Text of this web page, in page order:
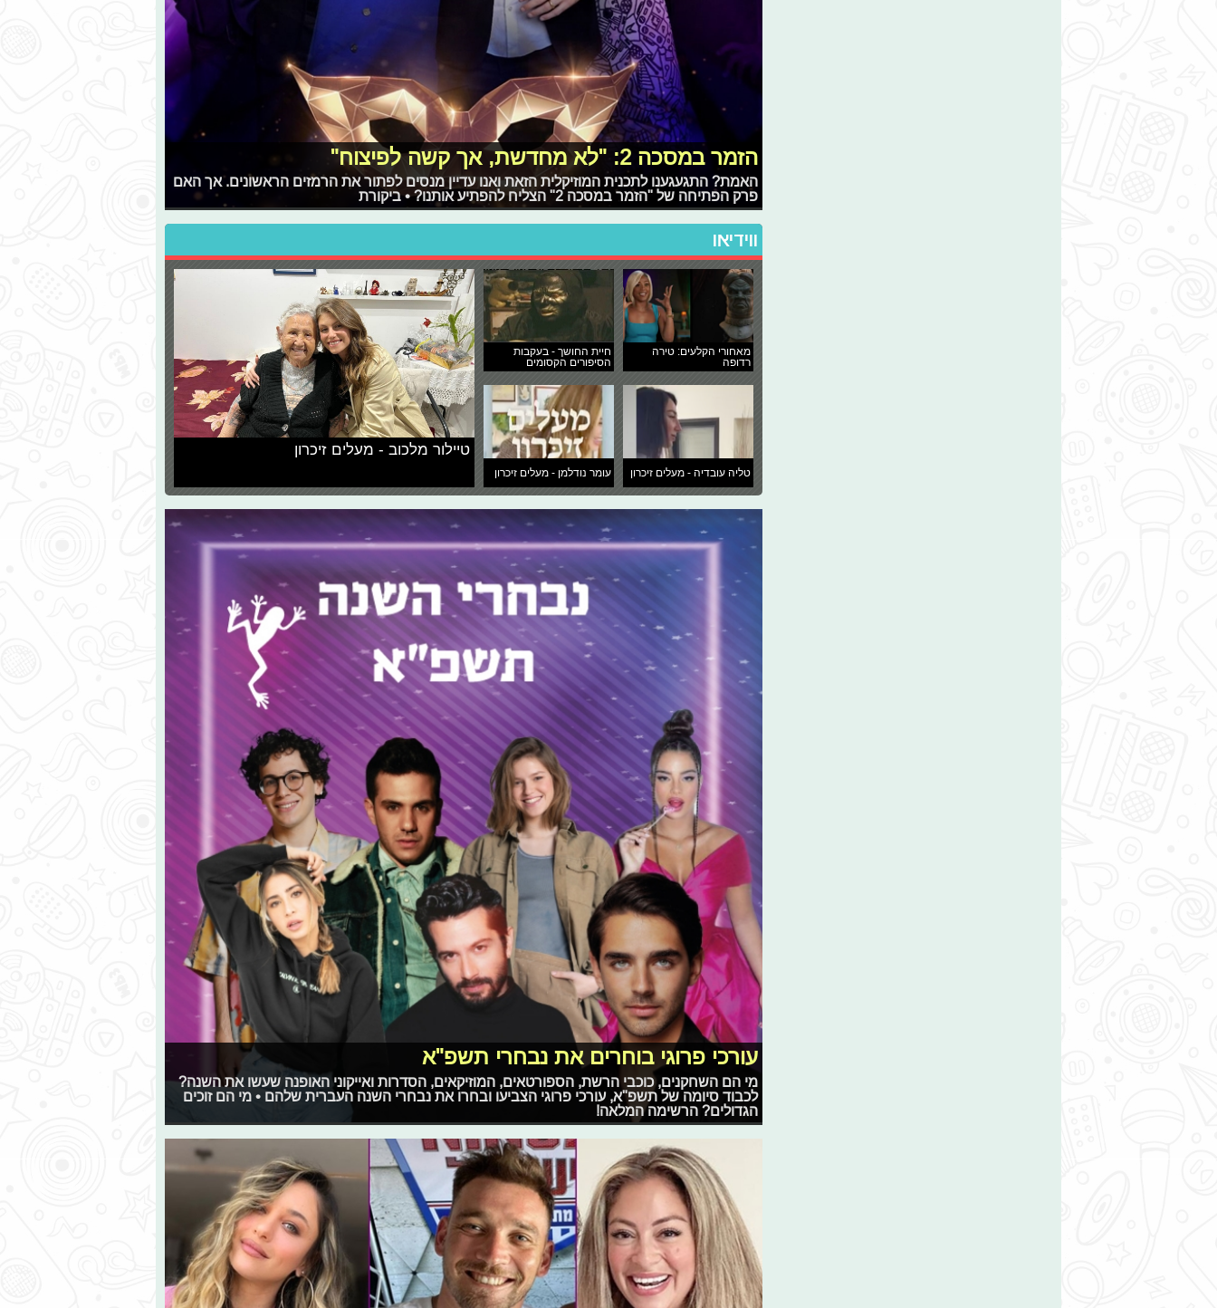
הזמר במסכה 2: "לא מחדשת, אך קשה לפיצוח"
האמת? התגעגענו לתכנית המוזיקלית הזאת ואנו עדיין מנסים לפתור את הרמזים הראשונים. אך האם
פרק הפתיחה של "הזמר במסכה 2" הצליח להפתיע אותנו? • ביקורת
ווידיאו
מאחורי הקלעים: טירה
רדופה
חיית החושך - בעקבות
הסיפורים הקסומים
טליה עובדיה - מעלים זיכרון עומר נודלמן - מעלים זיכרון
טיילור מלכוב - מעלים זיכרון
עורכי פרוגי בוחרים את נבחרי תשפ"א
מי הם השחקנים, כוכבי הרשת, הספורטאים, המוזיקאים, הסדרות ואייקוני האופנה שעשו את השנה?
לכבוד סיומה של תשפ"א, עורכי פרוגי הצביעו ובחרו את נבחרי השנה העברית שלהם • מי הם זוכים
הגדולים? הרשימה המלאה!